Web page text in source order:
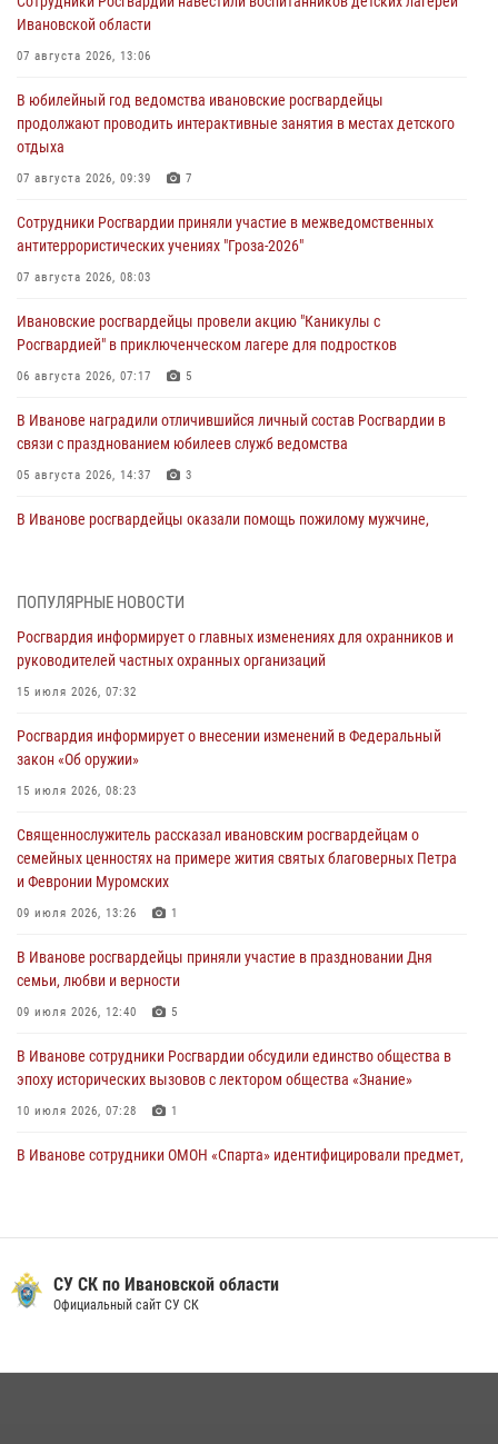
Ивановской области
07 августа 2026, 13:06
В юбилейный год ведомства ивановские росгвардейцы
продолжают проводить интерактивные занятия в местах детского
отдыха
07 августа 2026, 09:39 7
Сотрудники Росгвардии приняли участие в межведомственных
антитеррористических учениях "Гроза-2026"
07 августа 2026, 08:03
Ивановские росгвардейцы провели акцию "Каникулы с
Росгвардией" в приключенческом лагере для подростков
06 августа 2026, 07:17 5
В Иванове наградили отличившийся личный состав Росгвардии в
связи с празднованием юбилеев служб ведомства
05 августа 2026, 14:37 3
В Иванове росгвардейцы оказали помощь пожилому мужчине,
торжественных мероприятиях, посвященных празднованию Дня
Воздушно-десантных войск
02 августа 2026, 11:46
Мероприятия в рамках акции «Каникулы с Росгвардией»
продолжаются в Ивановской области
31 июля 2026, 11:08
В Ивановской области при содействии Росгвардии задержаны
подозреваемые в серии автомобильных краж
30 июля 2026, 12:41
празднования Дня Крещения Руси
ПОПУЛЯРНЫЕ НОВОСТИ
Росгвардия информирует о главных изменениях для охранников и
руководителей частных охранных организаций
15 июля 2026, 07:32
Росгвардия информирует о внесении изменений в Федеральный
закон «Об оружии»
15 июля 2026, 08:23
Священнослужитель рассказал ивановским росгвардейцам о
семейных ценностях на примере жития святых благоверных Петра
и Февронии Муромских
09 июля 2026, 13:26 1
В Иванове росгвардейцы приняли участие в праздновании Дня
семьи, любви и верности
09 июля 2026, 12:40 5
В Иванове сотрудники Росгвардии обсудили единство общества в
эпоху исторических вызовов с лектором общества «Знание»
10 июля 2026, 07:28 1
В Иванове сотрудники ОМОН «Спарта» идентифицировали предмет,
15 июля 2026, 13:03
СУ СК по Ивановской области
Официальный сайт СУ СК